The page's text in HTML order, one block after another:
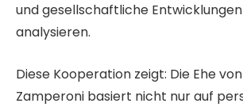
und gesellschaftliche Entwicklungen
analysieren.
Diese Kooperation zeigt: Die Ehe
Zamperoni basiert nicht nur auf